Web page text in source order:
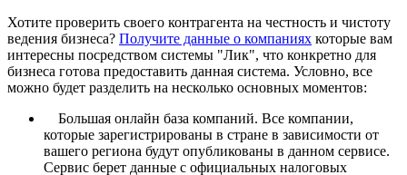
Хотите проверить своего контрагента на честность и чистоту
ведения бизнеса? Получите данные о компаниях которые вам
интересны посредством системы "Лик", что конкретно для
бизнеса готова предоставить данная система. Условно, все
можно будет разделить на несколько основных моментов:
Большая онлайн база компаний. Все компании,
которые зарегистрированы в стране в зависимости от
вашего региона будут опубликованы в данном сервисе.
Сервис берет данные с официальных налоговых